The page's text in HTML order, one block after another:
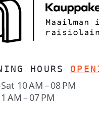
HOURS
10 AM – 08 PM
AM – 07 PM